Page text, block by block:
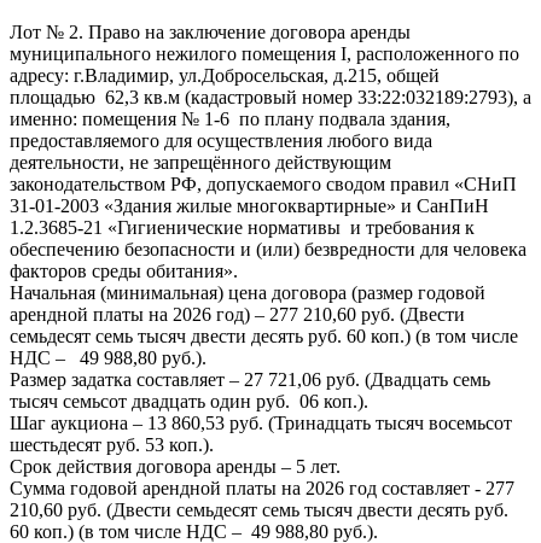
Лот № 2. Право на заключение договора аренды
муниципального нежилого помещения I, расположенного по
адресу: г.Владимир, ул.Добросельская, д.215, общей
площадью 62,3 кв.м (кадастровый номер 33:22:032189:2793), а
именно: помещения № 1-6 по плану подвала здания,
предоставляемого для осуществления любого вида
деятельности, не запрещённого действующим
законодательством РФ, допускаемого сводом правил «СНиП
31-01-2003 «Здания жилые многоквартирные» и СанПиН
1.2.3685-21 «Гигиенические нормативы и требования к
обеспечению безопасности и (или) безвредности для человека
факторов среды обитания».
Начальная (минимальная) цена договора (размер годовой
арендной платы на 2026 год) – 277 210,60 руб. (Двести
семьдесят семь тысяч двести десять руб. 60 коп.) (в том числе
НДС – 49 988,80 руб.).
Размер задатка составляет – 27 721,06 руб. (Двадцать семь
тысяч семьсот двадцать один руб. 06 коп.).
Шаг аукциона – 13 860,53 руб. (Тринадцать тысяч восемьсот
шестьдесят руб. 53 коп.).
Срок действия договора аренды – 5 лет.
Сумма годовой арендной платы на 2026 год составляет - 277
210,60 руб. (Двести семьдесят семь тысяч двести десять руб.
60 коп.) (в том числе НДС – 49 988,80 руб.).